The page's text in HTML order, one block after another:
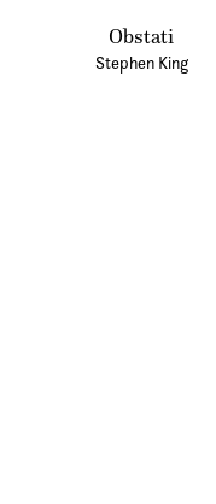
Obstati
Stephen King